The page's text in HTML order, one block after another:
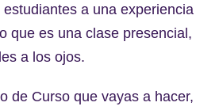
a una experiencia
que es una clase presencial,
a los ojos.
de Curso que vayas a hacer,